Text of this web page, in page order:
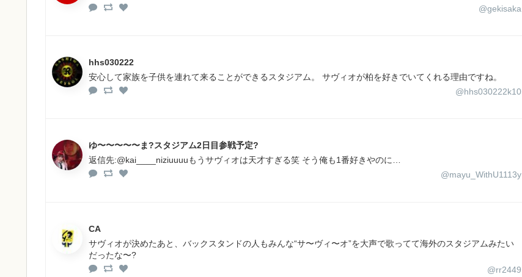
@gekisaka
hhs030222
安心して家族を子供を連れて来ることができるスタジアム。 サヴィオが柏を好きでいてくれる理由ですね。
@hhs030222k10
ゆ〜〜〜〜〜ま?スタジアム2日目参戦予定?
返信先:@kai____niziuuuuもうサヴィオは天才すぎる笑 そう俺も1番好きやのに…
@mayu_WithU1113y
CA
サヴィオが決めたあと、バックスタンドの人もみんな“サ〜ヴィ〜オ”を大声で歌ってて海外のスタジアムみたい
だったな〜?
@rr2449